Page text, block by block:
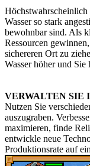
Wasser so stark
bewohnbar sind. Als
Ressourcen
sichereren Ort zu
Wasser höher und
VERWALTEN SIE
Nutzen Sie
auszugraben.
maximieren, finde
entwickle neue
Produktionsrate auf